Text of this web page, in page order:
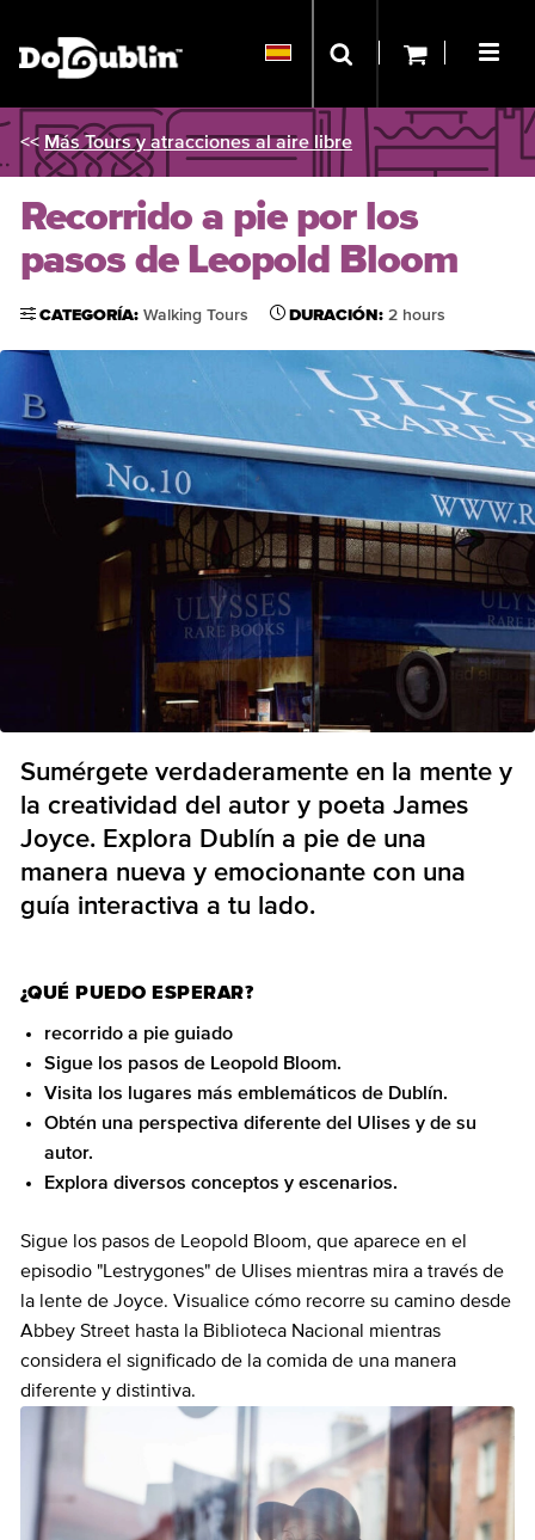
<< Más Tours y atracciones al aire libre
Recorrido a pie por los
pasos de Leopold Bloom
CATEGORÍA: Walking Tours DURACIÓN: 2 hours
Sumérgete verdaderamente en la mente y
la creatividad del autor y poeta James
Joyce. Explora Dublín a pie de una
manera nueva y emocionante con una
guía interactiva a tu lado.
¿QUÉ PUEDO ESPERAR?
recorrido a pie guiado
Sigue los pasos de Leopold Bloom.
Visita los lugares más emblemáticos de Dublín.
Obtén una perspectiva diferente del Ulises y de su
autor.
Explora diversos conceptos y escenarios.
Sigue los pasos de Leopold Bloom, que aparece en el
episodio "Lestrygones" de Ulises mientras mira a través de
la lente de Joyce. Visualice cómo recorre su camino desde
Abbey Street hasta la Biblioteca Nacional mientras
considera el significado de la comida de una manera
diferente y distintiva.